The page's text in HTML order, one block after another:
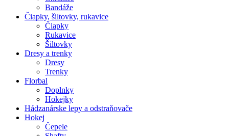
Bandáže
Čiapky, šiltovky, rukavice
Čiapky
Rukavice
Šiltovky
Dresy a trenky
Dresy
Trenky
Florbal
Doplnky
Hokejky
Hádzanárske lepy a odstraňovače
Hokej
Čepele